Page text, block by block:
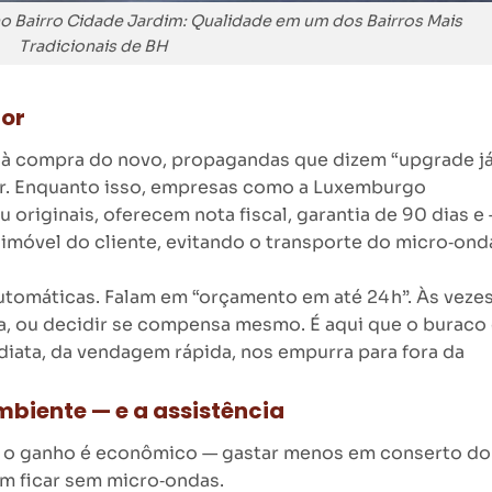
Bairro Cidade Jardim: Qualidade em um dos Bairros Mais
Tradicionais de BH
do novo, propagandas que dizem “upgrade
isso, empresas como a Luxemburgo
originais, oferecem nota fiscal, garantia de 90 dias e
do cliente, evitando o transporte do
Falam em “orçamento em até 24 h”. Às
ou decidir se compensa mesmo. É aqui que o buraco
da vendagem rápida, nos empurra para fora da
— e a assistência
ganho é econômico — gastar menos em conserto do
ficar sem micro‑ondas.